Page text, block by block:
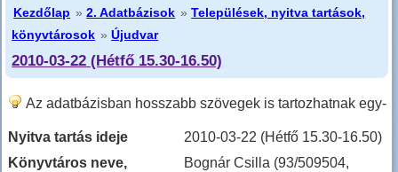
Kezdőlap »2. Adatbázisok »Települések, nyitva tartások,
könyvtárosok »Újudvar
2010-03-22 (Hétfő 15.30-16.50)
Az adatbázisban hosszabb szövegek is tartozhatnak egy-
Nyitva tartás ideje
2010-03-22 (Hétfő 15.30-16.50)
Könyvtáros neve,
Bognár Csilla (93/509504,